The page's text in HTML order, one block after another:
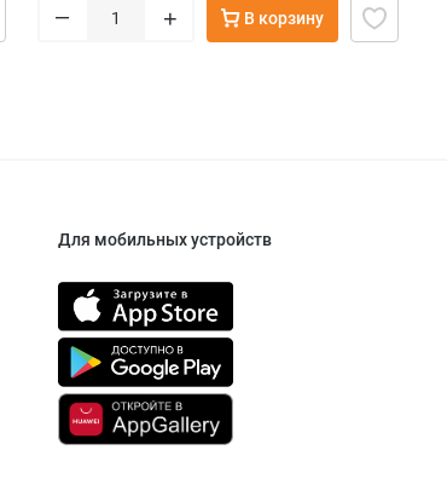
– + В корзину
Для мобильных устройств